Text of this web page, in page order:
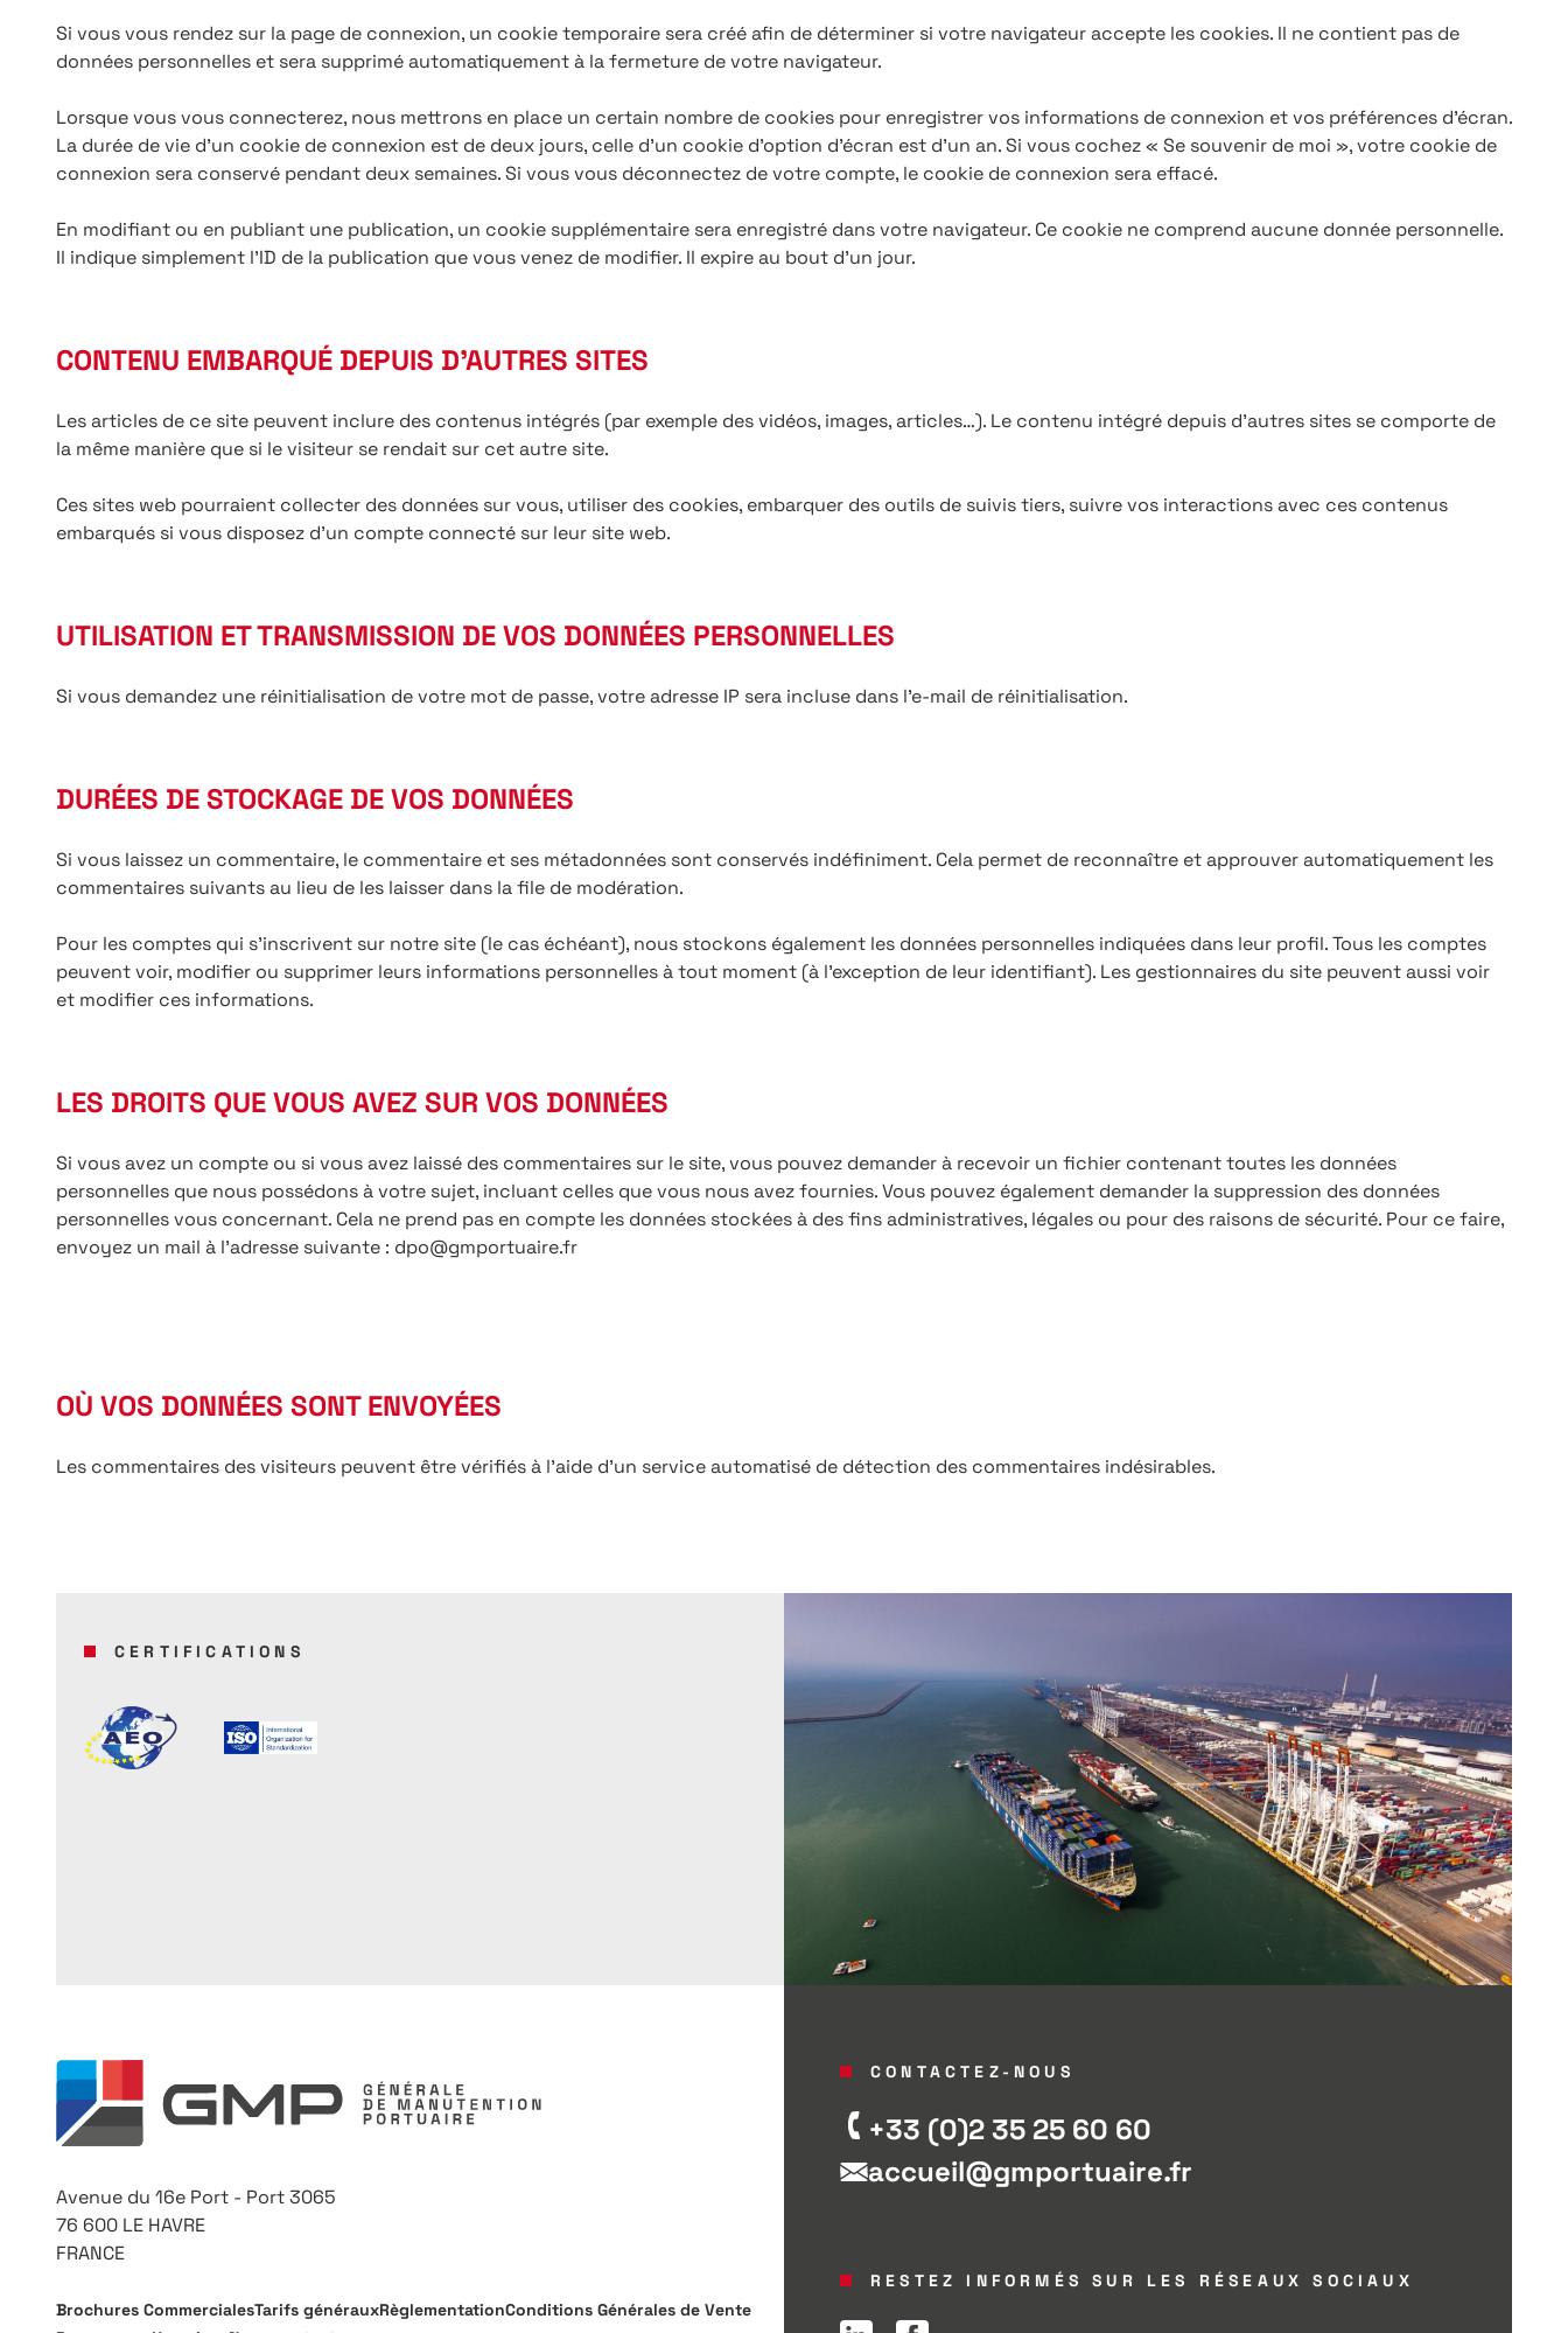
Si vous vous rendez sur la page de connexion, un cookie temporaire sera créé afin de déterminer si votre navigateur accepte les cookies. Il ne contient pas de
données personnelles et sera supprimé automatiquement à la fermeture de votre navigateur.
Lorsque vous vous connecterez, nous mettrons en place un certain nombre de cookies pour enregistrer vos informations de connexion et vos préférences d’écran.
La durée de vie d’un cookie de connexion est de deux jours, celle d’un cookie d’option d’écran est d’un an. Si vous cochez « Se souvenir de moi », votre cookie de
connexion sera conservé pendant deux semaines. Si vous vous déconnectez de votre compte, le cookie de connexion sera effacé.
En modifiant ou en publiant une publication, un cookie supplémentaire sera enregistré dans votre navigateur. Ce cookie ne comprend aucune donnée personnelle.
Il indique simplement l’ID de la publication que vous venez de modifier. Il expire au bout d’un jour.
CONTENU EMBARQUÉ DEPUIS D’AUTRES SITES
Les articles de ce site peuvent inclure des contenus intégrés (par exemple des vidéos, images, articles…). Le contenu intégré depuis d’autres sites se comporte de
la même manière que si le visiteur se rendait sur cet autre site.
Ces sites web pourraient collecter des données sur vous, utiliser des cookies, embarquer des outils de suivis tiers, suivre vos interactions avec ces contenus
embarqués si vous disposez d’un compte connecté sur leur site web.
UTILISATION ET TRANSMISSION DE VOS DONNÉES PERSONNELLES
Si vous demandez une réinitialisation de votre mot de passe, votre adresse IP sera incluse dans l’e-mail de réinitialisation.
DURÉES DE STOCKAGE DE VOS DONNÉES
Si vous laissez un commentaire, le commentaire et ses métadonnées sont conservés indéfiniment. Cela permet de reconnaître et approuver automatiquement les
commentaires suivants au lieu de les laisser dans la file de modération.
Pour les comptes qui s’inscrivent sur notre site (le cas échéant), nous stockons également les données personnelles indiquées dans leur profil. Tous les comptes
peuvent voir, modifier ou supprimer leurs informations personnelles à tout moment (à l’exception de leur identifiant). Les gestionnaires du site peuvent aussi voir
et modifier ces informations.
LES DROITS QUE VOUS AVEZ SUR VOS DONNÉES
Si vous avez un compte ou si vous avez laissé des commentaires sur le site, vous pouvez demander à recevoir un fichier contenant toutes les données
personnelles que nous possédons à votre sujet, incluant celles que vous nous avez fournies. Vous pouvez également demander la suppression des données
personnelles vous concernant. Cela ne prend pas en compte les données stockées à des fins administratives, légales ou pour des raisons de sécurité. Pour ce faire,
envoyez un mail à l’adresse suivante : dpo@gmportuaire.fr
OÙ VOS DONNÉES SONT ENVOYÉES
Les commentaires des visiteurs peuvent être vérifiés à l’aide d’un service automatisé de détection des commentaires indésirables.
CERTIFICATIONS
CONTACTEZ-NOUS
+33 (0)2 35 25 60 60
accueil@gmportuaire.fr
RESTEZ INFORMÉS SUR LES RÉSEAUX SOCIAUX
Avenue du 16e Port - Port 3065
76 600 LE HAVRE
FRANCE
Brochures CommercialesTarifs générauxRèglementationConditions Générales de Vente